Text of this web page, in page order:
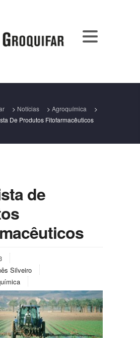
> Notícias > Agroquímica
>
De Produtos Fitofarmacêuticos
de
Silveiro